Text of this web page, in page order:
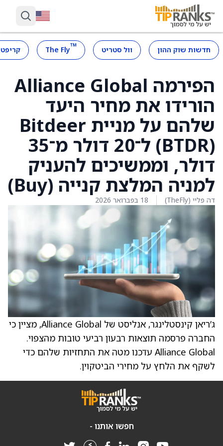
חדשות שוק ההון וול סטריט ™
The Fly
הפירמה Alliance Global
הורידו את מחיר היעד
שלהם על מניית Bitdeer
‏(BTDR) ל־20 דולר מ־35
דולר, וממשיכים להעניק
למניה המלצת קנייה (Buy)
דה פליי (TheFly) 18 בפברואר 2026
ג’ריאן קינסטלינגר, אנליסט של Alliance Global, מציין כי
החברה פרסמה תוצאות רבעון רביעי טובות מהצפוי.
Alliance Global עדכנו מטה את התחזיות שלהם כדי
לשקף את הלחץ על מחירי הביטקוין.
חפשו אותנו -